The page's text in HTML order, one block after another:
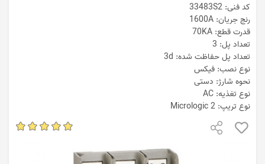
کد فنی: 33483S2
رنج جریان: 1600A
قدرت قطع: 70KA
تعداد پل: 3
تعداد پل حفاظت شده: 3d
نوع نصب: فیکس
نحوه شارژ: دستی
نوع تغذیه: AC
نوع تریپ: Micrologic 2